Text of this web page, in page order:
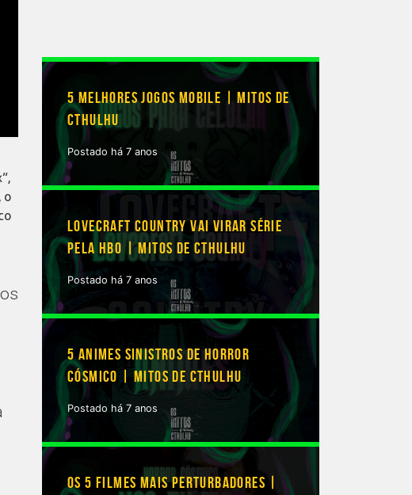
o
5 MELHORES JOGOS MOBILE | MITOS DE
CTHULHU
Postado há 7 anos
LOVECRAFT COUNTRY VAI VIRAR SÉRIE
PELA HBO | MITOS DE CTHULHU
Postado há 7 anos
5 ANIMES SINISTROS DE HORROR
CÓSMICO | MITOS DE CTHULHU
Postado há 7 anos
OS 5 FILMES MAIS PERTURBADORES |